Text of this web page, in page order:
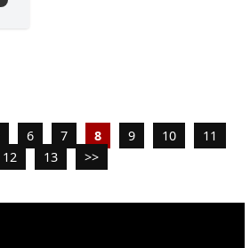
6 7 8 9 10
11
12
13 >>